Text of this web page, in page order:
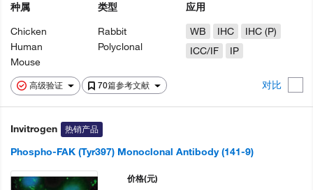
高级验证 70篇参考文献 对比
种属
Chicken
Human
Mouse
类型
Rabbit
Polyclonal
应用
WB
IHC
IHC (P)
ICC/IF
IP
Invitrogen 热销产品
Phospho-FAK (Tyr397) Monoclonal Antibody (141-9)
价格(元)